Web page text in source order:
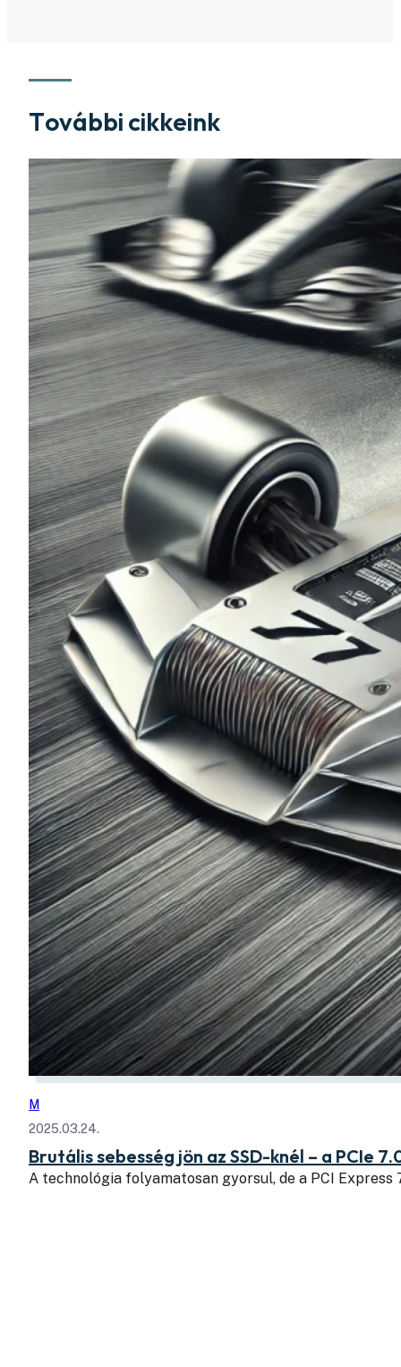
További cikkeink
M
2025.03.24.
Brutális sebesség jön az SSD-knél – a PCIe
A technológia folyamatosan gyorsul, de a PCI Express